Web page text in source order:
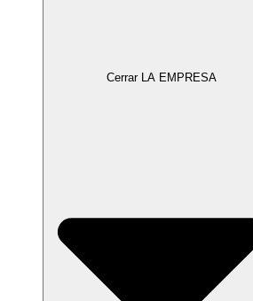
Cerrar LA EMPRESA